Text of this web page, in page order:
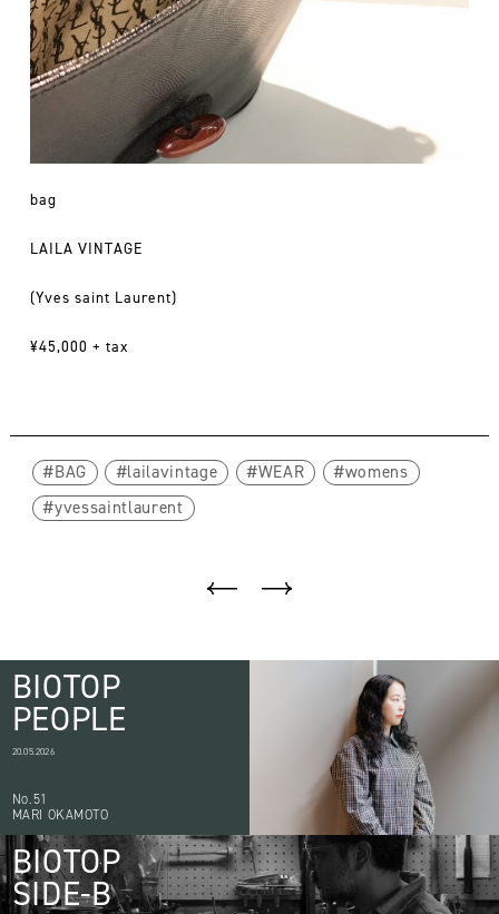
bag
LAILA VINTAGE
(Yves saint Laurent)
¥45,000 + tax
BAG lailavintage WEAR
womens
yvessaintlaurent
BIOTOP
PEOPLE
20.05.2026
No.51
MARI OKAMOTO
BIOTOP
SIDE-B